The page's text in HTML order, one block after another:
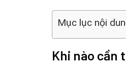
Mục lục nội
Khi nào cần